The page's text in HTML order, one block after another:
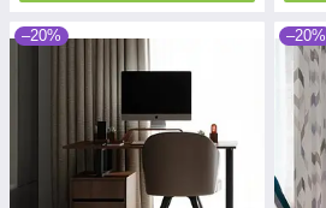
–20% –20%